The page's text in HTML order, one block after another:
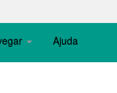
Ajuda